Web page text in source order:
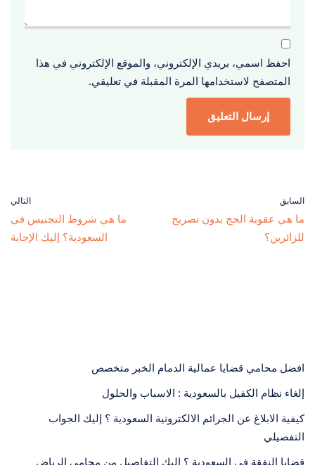
احفظ اسمي، بريدي الإلكتروني، والموقع الإلكتروني في هذا
المتصفح لاستخدامها المرة المقبلة في تعليقي.
السابق
ما هي عقوبة الحج بدون تصريح
للزائرين؟
التالي
ما هي شروط التجنيس في
السعودية؟ إليك الإجابة
افضل محامي قضايا عمالية الدمام الخبر متخصص
إلغاء نظام الكفيل بالسعودية : الاسباب والحلول
كيفية الابلاغ عن الجرائم الالكترونية السعودية ؟ إليك الجواب
التفصيلي
قضايا النفقة في السعودية ؟ إليك التفاصيل من محامي الرياض